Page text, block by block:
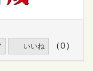
いいね （0）